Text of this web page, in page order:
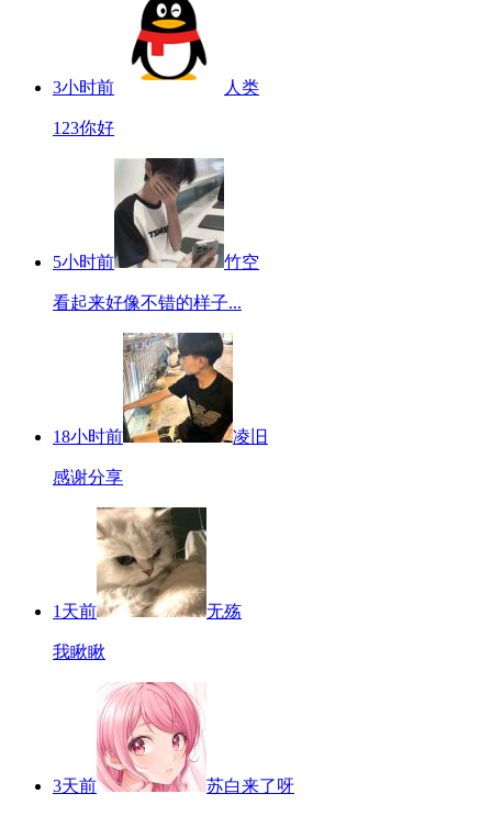
3小时前 人类
123你好
5小时前 竹空
看起来好像不错的样子...
18小时前 凌旧
感谢分享
1天前 无殇
我瞅瞅
3天前 苏白来了呀